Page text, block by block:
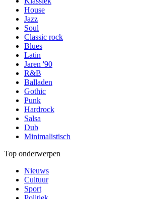
House
Jazz
Soul
Classic rock
Blues
Latin
Jaren '90
R&B
Balladen
Gothic
Punk
Hardrock
Salsa
Dub
Minimalistisch
Top onderwerpen
Nieuws
Cultuur
Sport